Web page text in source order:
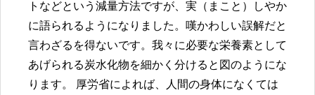
トなどという減量方法ですが、実（まこと）しやか
に語られるようになりました。嘆かわしい誤解だと
言わざるを得ないです。我々に必要な栄養素として
あげられる炭水化物を細かく分けると図のようにな
ります。 厚労省によれば、人間の身体になくては